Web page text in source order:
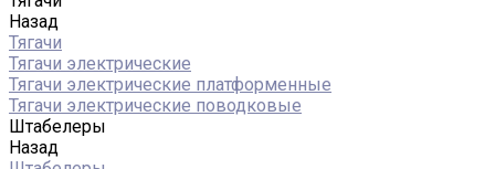
Назад
Тягачи
Тягачи электрические
Тягачи электрические платформенные
Тягачи электрические поводковые
Штабелеры
Назад